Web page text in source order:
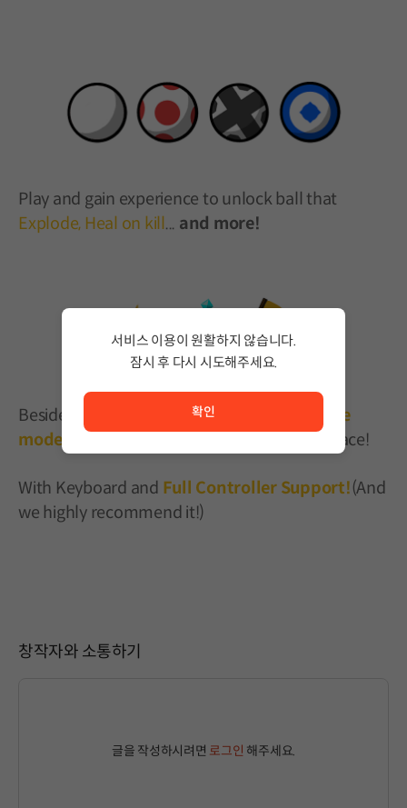
Play and gain experience to unlock ball that
Explode, Heal on kill ... and more!
Beside PvP, you can play with
different game
mode !
Like 2 teams death match & Point Race!
With Keyboard and Full Controller Support!(And
we highly recommend it!)
창작자와 소통하기
글을 작성하시려면 로그인 해주세요.
서비스 이용이 원활하지 않습니다.
잠시 후 다시 시도해주세요.
확인